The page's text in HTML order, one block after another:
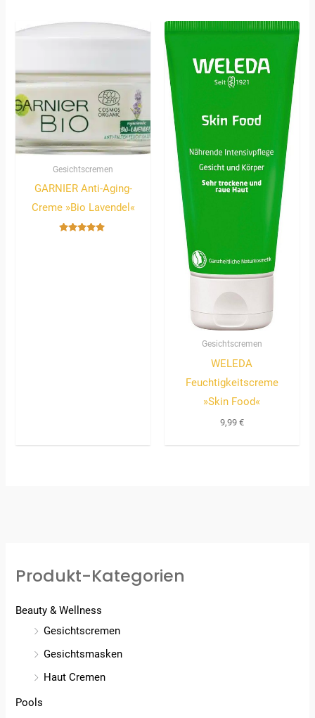
Gesichtscremen
GARNIER Anti-Aging-
Creme »Bio Lavendel«
Gesichtscremen
WELEDA
Feuchtigkeitscreme
»Skin Food«
9,99 €
Produkt-Kategorien
Beauty & Wellness
Gesichtscremen
Gesichtsmasken
Haut Cremen
Pools